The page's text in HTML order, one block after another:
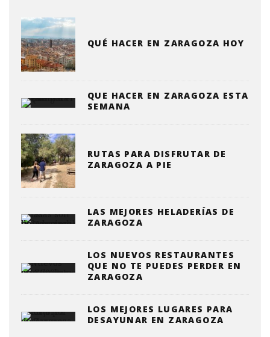
QUÉ HACER EN ZARAGOZA HOY
QUE HACER EN ZARAGOZA ESTA
SEMANA
RUTAS PARA DISFRUTAR DE
ZARAGOZA A PIE
LAS MEJORES HELADERÍAS DE
ZARAGOZA
LOS NUEVOS RESTAURANTES
QUE NO TE PUEDES PERDER EN
ZARAGOZA
LOS MEJORES LUGARES PARA
DESAYUNAR EN ZARAGOZA